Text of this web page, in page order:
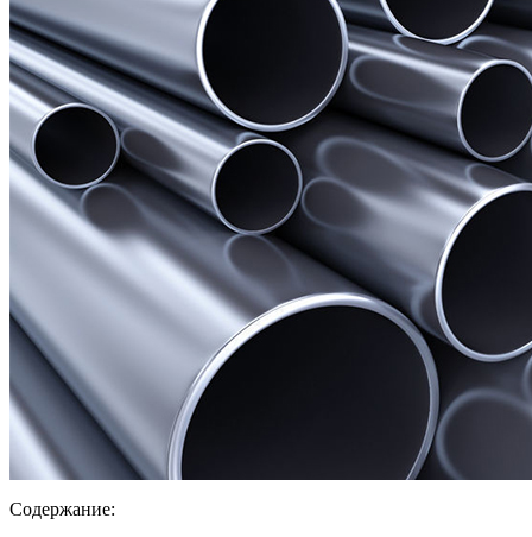
Содержание: